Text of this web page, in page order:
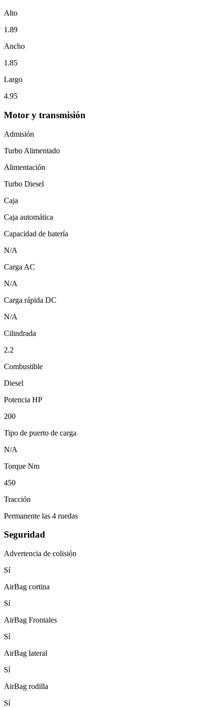
Alto
1.89
Ancho
1.85
Largo
4.95
Motor y transmisión
Admisión
Turbo Alimentado
Alimentación
Turbo Diesel
Caja
Caja automática
Capacidad de batería
N/A
Carga AC
N/A
Carga rápida DC
N/A
Cilindrada
2.2
Combustible
Diesel
Potencia HP
200
Tipo de puerto de carga
N/A
Torque Nm
450
Tracción
Permanente las 4 ruedas
Seguridad
Advertencia de colisión
Sí
AirBag cortina
Sí
AirBag Frontales
Sí
AirBag lateral
Sí
AirBag rodilla
Sí